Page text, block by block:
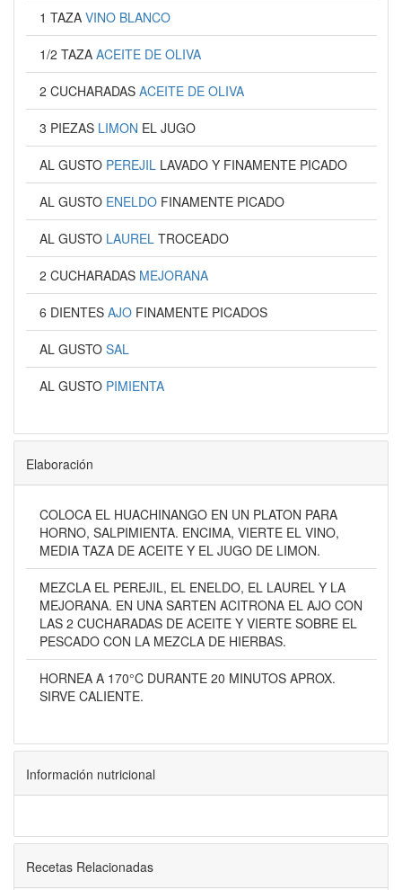
1 TAZA VINO BLANCO
1/2 TAZA ACEITE DE OLIVA
2 CUCHARADAS ACEITE DE OLIVA
3 PIEZAS LIMON EL JUGO
AL GUSTO PEREJIL LAVADO Y FINAMENTE PICADO
AL GUSTO ENELDO FINAMENTE PICADO
AL GUSTO LAUREL TROCEADO
2 CUCHARADAS MEJORANA
6 DIENTES AJO FINAMENTE PICADOS
AL GUSTO SAL
AL GUSTO PIMIENTA
Elaboración
COLOCA EL HUACHINANGO EN UN PLATON PARA
HORNO, SALPIMIENTA. ENCIMA, VIERTE EL VINO,
MEDIA TAZA DE ACEITE Y EL JUGO DE LIMON.
MEZCLA EL PEREJIL, EL ENELDO, EL LAUREL Y LA
MEJORANA. EN UNA SARTEN ACITRONA EL AJO CON
LAS 2 CUCHARADAS DE ACEITE Y VIERTE SOBRE EL
PESCADO CON LA MEZCLA DE HIERBAS.
HORNEA A 170°C DURANTE 20 MINUTOS APROX.
SIRVE CALIENTE.
Información nutricional
Recetas Relacionadas